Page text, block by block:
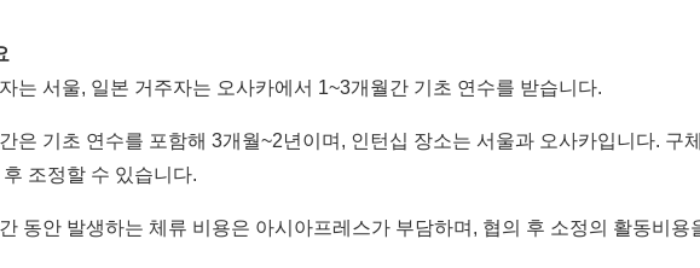
는 서울, 일본 거주자는 오사카에서 1~3개월간 기초 연수를 받습니다.
은 기초 연수를 포함해 3개월~2년이며, 인턴십 장소는 서울과 오사카입니다. 구
조정할 수 있습니다.
동안 발생하는 체류 비용은 아시아프레스가 부담하며, 협의 후 소정의 활동비용